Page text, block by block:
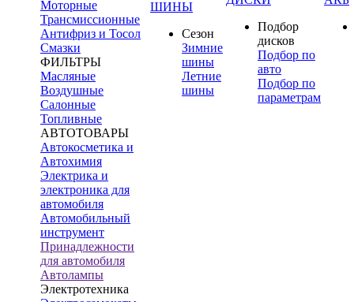
Моторные
Трансмиссионные
Антифриз и Тосол
Смазки
ФИЛЬТРЫ
Масляные
Воздушные
Салонные
Топливные
АВТОТОВАРЫ
Автокосметика и
Автохимия
Электрика и
электроника для
автомобиля
Автомобильный
инструмент
Принадлежности
для автомобиля
Автолампы
Электротехника
ШИНЫ
Сезон
Зимние
шины
Летние
шины
Подбор
дисков
Подбор по
авто
Подбор по
параметрам